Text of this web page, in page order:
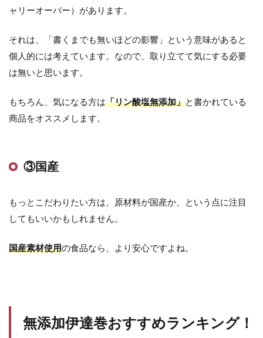
ャリーオーバー）があります。
それは、「書くまでも無いほどの影響」という意味があると
個人的には考えています。なので、取り立てて気にする必要
は無いと思います。
もちろん、気になる方は「リン酸塩無添加」と書かれている
商品をオススメします。
③国産
もっとこだわりたい方は、原材料が国産か、という点に注目
してもいいかもしれません。
国産素材使用の食品なら、より安心ですよね。
無添加伊達巻おすすめランキング！